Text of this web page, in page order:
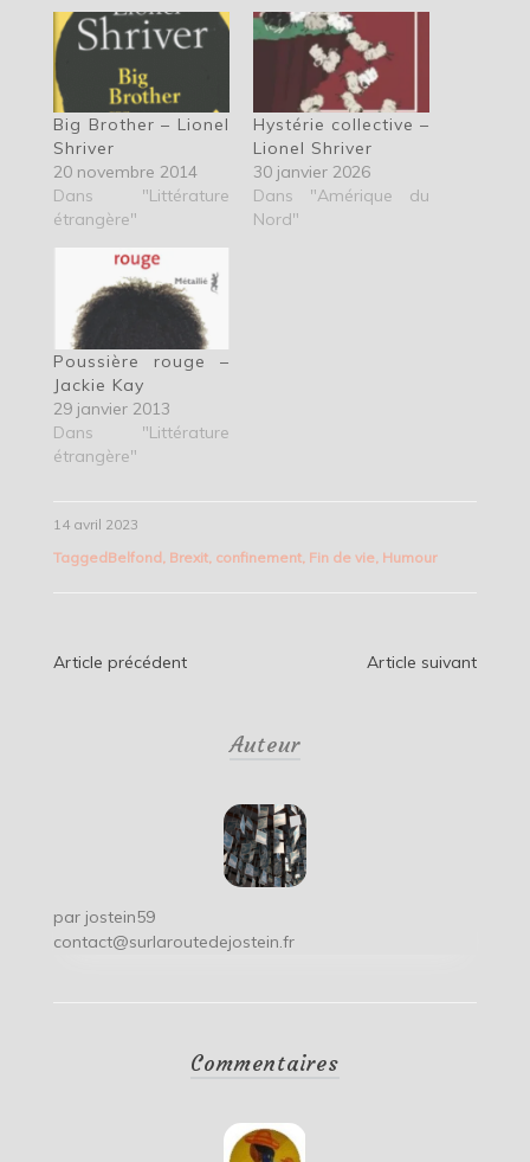
Big Brother – Lionel
Shriver
20 novembre 2014
Dans "Littérature
étrangère"
Hystérie collective –
Lionel Shriver
30 janvier 2026
Dans "Amérique du
Nord"
Poussière rouge –
Jackie Kay
29 janvier 2013
Dans "Littérature
étrangère"
14 avril 2023
TaggedBelfond, Brexit, confinement, Fin de vie, Humour
Navigation
Article précédent Article suivant
Auteur
par jostein59
contact@surlaroutedejostein.fr
Commentaires